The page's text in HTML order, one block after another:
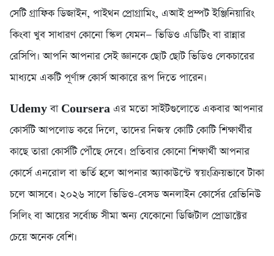
সেটি গ্রাফিক ডিজাইন, পাইথন প্রোগ্রামিং, এআই প্রম্পট ইঞ্জিনিয়ারিং
কিংবা খুব সাধারণ কোনো স্কিল যেমন— ভিডিও এডিটিং বা রান্নার
রেসিপি। আপনি আপনার সেই জ্ঞানকে ছোট ছোট ভিডিও লেকচারের
মাধ্যমে একটি পূর্ণাঙ্গ কোর্স আকারে রূপ দিতে পারেন।
Udemyবা Coursera এর মতো সাইটগুলোতে একবার আপনার
কোর্সটি আপলোড করে দিলে, তাদের নিজস্ব কোটি কোটি শিক্ষার্থীর
কাছে তারা কোর্সটি পৌঁছে দেবে। প্রতিবার কোনো শিক্ষার্থী আপনার
কোর্সে এনরোল বা ভর্তি হলে আপনার অ্যাকাউন্টে স্বয়ংক্রিয়ভাবে টাকা
চলে আসবে। ২০২৬ সালে ভিডিও-বেসড অনলাইন কোর্সের রেভিনিউ
সিলিং বা আয়ের সর্বোচ্চ সীমা অন্য যেকোনো ডিজিটাল প্রোডাক্টের
চেয়ে অনেক বেশি।